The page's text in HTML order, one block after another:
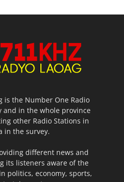
is the Number One Radio
and in the whole province
other Radio Stations in
in the survey.
different news and
its listeners aware of the
politics, economy, sports,